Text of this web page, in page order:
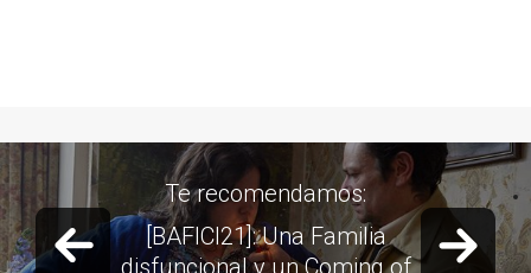
Previous slide
Te recomendamos:
[BAFICI21]: Una Familia
disfuncional y un Coming of